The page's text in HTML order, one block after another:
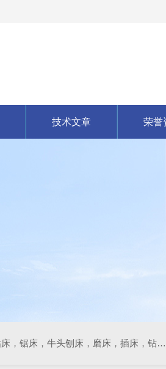
技术文章 荣誉
数控车床，加工中心，数控铣床，立钻，台钻，摇臂钻床，锯床，牛头刨床，磨床，插床，钻铣床，滚齿机